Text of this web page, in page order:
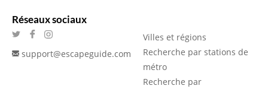
Réseaux sociaux
support@escapeguide.com
Villes et régions
Recherche par stations de
métro
Recherche par